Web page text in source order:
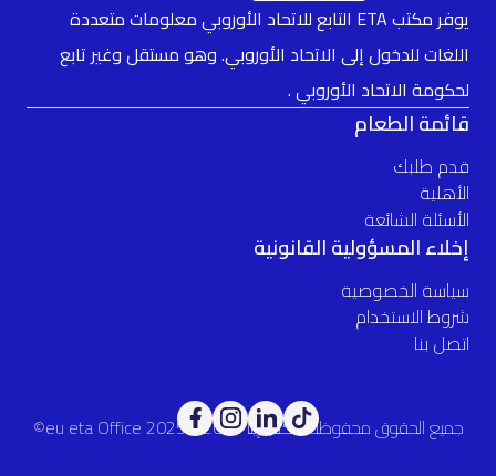
يوفر مكتب ETA التابع للاتحاد الأوروبي معلومات متعددة
اللغات للدخول إلى الاتحاد الأوروبي. وهو مستقل وغير تابع
لحكومة الاتحاد الأوروبي .
قائمة الطعام
قدم طلبك
الأهلية
الأسئلة الشائعة
إخلاء المسؤولية القانونية
سياسة الخصوصية
شروط الاستخدام
اتصل بنا
جميع الحقوق محفوظة. مكتب إيتا 2025© eu eta Office 2025©